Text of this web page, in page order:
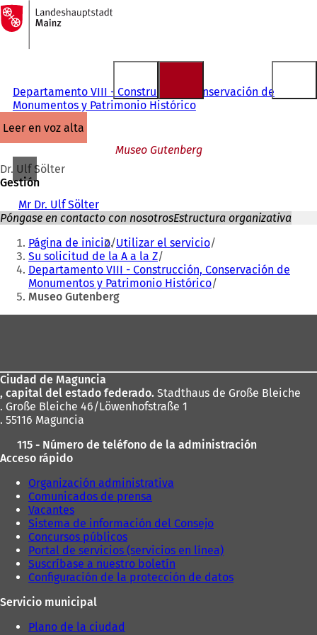
Saltar al contenido
A
la
página
Departamento VIII - Construcción, Conservación de
Monumentos y Patrimonio Histórico
leer en voz alta
Museo Gutenberg
Dr. Ulf Sölter
Gestión
Mr Dr. Ulf Sölter
Póngase en contacto con nosotrosEstructura organizativa
Estás
aquí:
Página de inicio Utilizar el servicio
Su solicitud de la A a la Z
Departamento VIII - Construcción, Conservación de
Monumentos y Patrimonio Histórico
Museo Gutenberg
pies
Ciudad de Maguncia
, capital del estado federado. Stadthaus de Große Bleiche
. Große Bleiche 46/Löwenhofstraße 1
. 55116 Maguncia
115 - Número de teléfono de la administración
Acceso rápido
Organización administrativa
Comunicados de prensa
Vacantes
Sistema de información del Consejo
Concursos públicos
Portal de servicios (servicios en línea)
Suscríbase a nuestro boletín
Configuración de la protección de datos
Servicio municipal
Plano de la ciudad